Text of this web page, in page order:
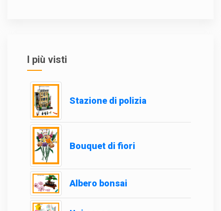
I più visti
Stazione di polizia
Bouquet di fiori
Albero bonsai